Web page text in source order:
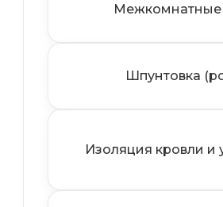
Межкомнатные
Шпунтовка
Изоляция кровли и